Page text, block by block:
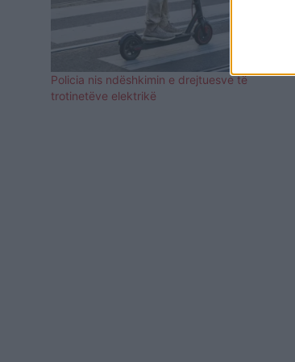
Policia nis ndëshkimin e drejtuesve të
trotinetëve elektrikë